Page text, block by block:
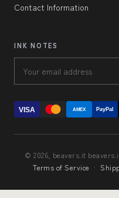
Contact Information
INK NOTES
VISA AMEX PayPal
© 2026, beavers.it
Terms of Service ·